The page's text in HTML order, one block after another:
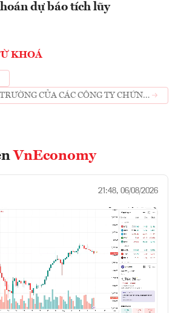
dự báo tích lũy
KHOÁ
CỦA CÁC CÔNG TY CHỨNG
VnEconomy
21:48, 06/08/2026